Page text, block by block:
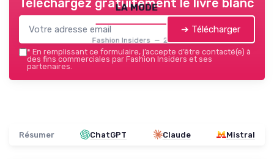
la mode
Fashion Insiders — 2026
➔ Télécharger
* En remplissant ce formulaire, j’accepte d’être contacté(e) à
des fins commerciales par Fashion Insiders et ses
partenaires.
Résumer ChatGPT Claude Mistral